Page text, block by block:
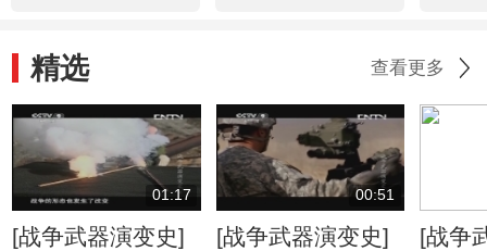
精选 查看更多
01:17
[战争武器演变史]
00:51
[战争武器演变史]
[战争